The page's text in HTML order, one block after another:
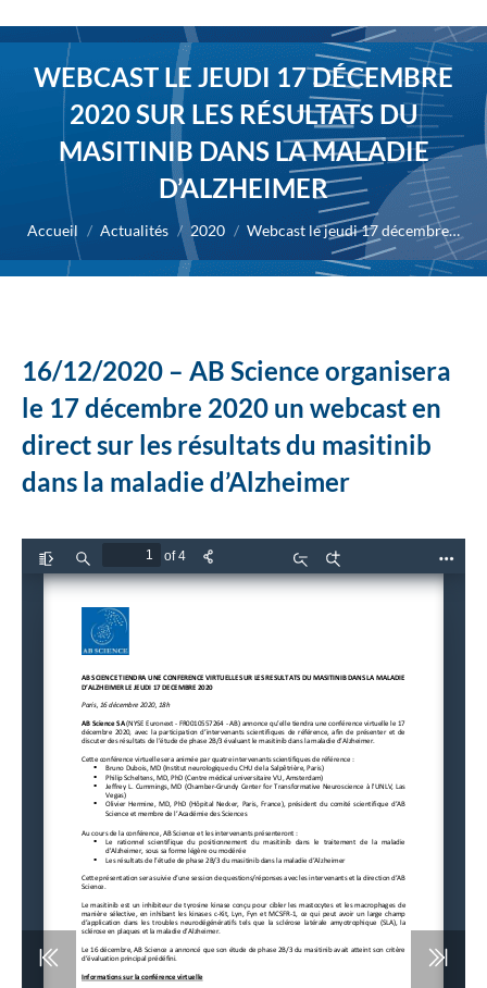
WEBCAST LE JEUDI 17 DÉCEMBRE
2020 SUR LES RÉSULTATS DU
MASITINIB DANS LA MALADIE
D’ALZHEIMER
Vous êtes ici :
Accueil Actualités 2020 Webcast le jeudi 17 décembre…
16/12/2020 – AB Science organisera
le 17 décembre 2020 un webcast en
direct sur les résultats du masitinib
dans la maladie d’Alzheimer